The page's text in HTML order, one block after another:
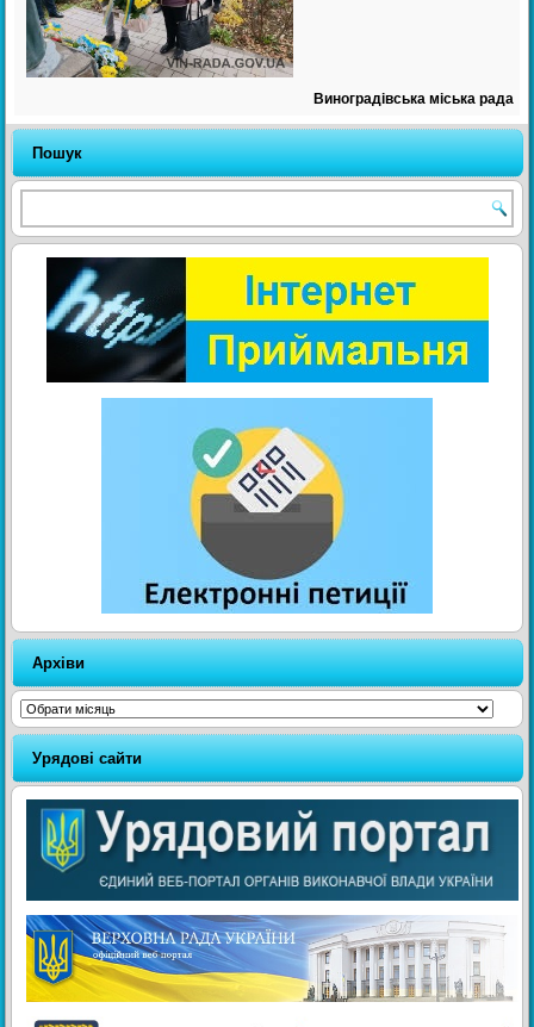
Виноградівська міська рада
Пошук
Архіви
Архіви
Урядові сайти